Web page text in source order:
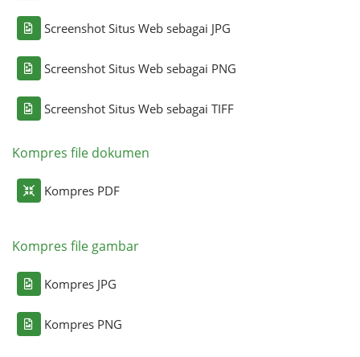
Screenshot Situs Web sebagai JPG
Screenshot Situs Web sebagai PNG
Screenshot Situs Web sebagai TIFF
Kompres file dokumen
Kompres PDF
Kompres file gambar
Kompres JPG
Kompres PNG